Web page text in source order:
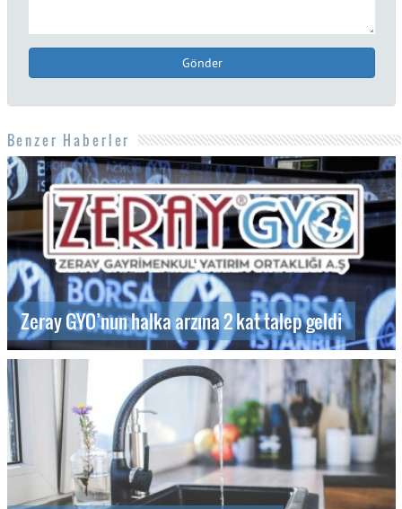
Gönder
Benzer Haberler
Zeray GYO’nun halka arzına 2 kat talep geldi